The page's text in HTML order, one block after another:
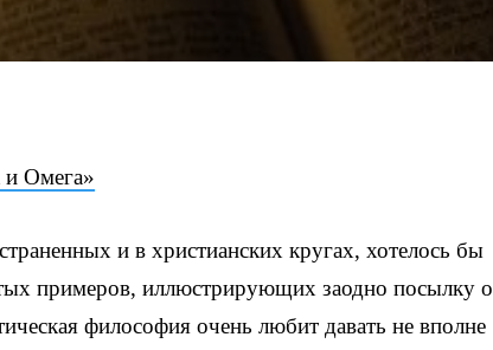
и Омега»
и в христианских кругах, хотелось бы
примеров, иллюстрирующих заодно посылку о
философия очень любит давать не вполне